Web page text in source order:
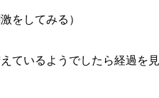
をしてみる）
ているようでしたら経過を